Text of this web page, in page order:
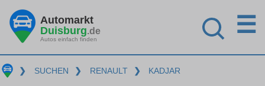
Automarkt
Duisburg.de
Autos einfach finden
☰
❯ SUCHEN ❯ RENAULT ❯ KADJAR